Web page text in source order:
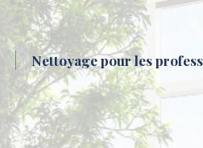
Nettoyage pour les